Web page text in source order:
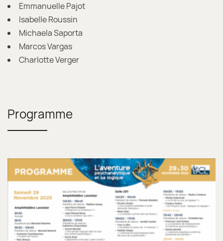
Emmanuelle Pajot
Isabelle Roussin
Michaela Saporta
Marcos Vargas
Charlotte Verger
Programme